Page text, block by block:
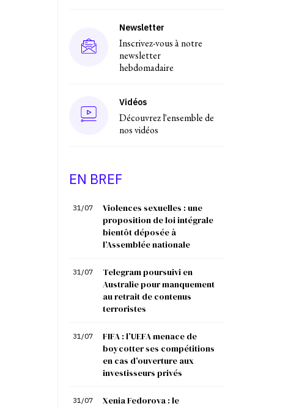
Newsletter
Inscrivez-vous à notre
newsletter
hebdomadaire
Vidéos
Découvrez l'ensemble de
nos vidéos
EN BREF
31/07
Violences sexuelles : une
proposition de loi intégrale
bientôt déposée à
l’Assemblée nationale
31/07
Telegram poursuivi en
Australie pour manquement
au retrait de contenus
terroristes
31/07
FIFA : l’UEFA menace de
boycotter ses compétitions
en cas d’ouverture aux
investisseurs privés
31/07
Xenia Fedorova : le